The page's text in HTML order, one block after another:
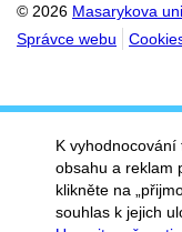
© 2026 Masarykova
Správce webu
K
obsahu a reklam
klikněte na
souhlas k jejich